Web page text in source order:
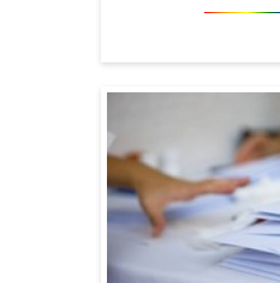
einfach weiße
nichts dagegen, die
lassen. Je nach
Punkt dabei.
machen